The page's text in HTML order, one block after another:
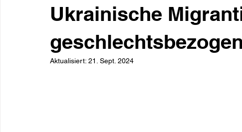
Ukrainische
Aktualisiert: 21. Sept. 2024